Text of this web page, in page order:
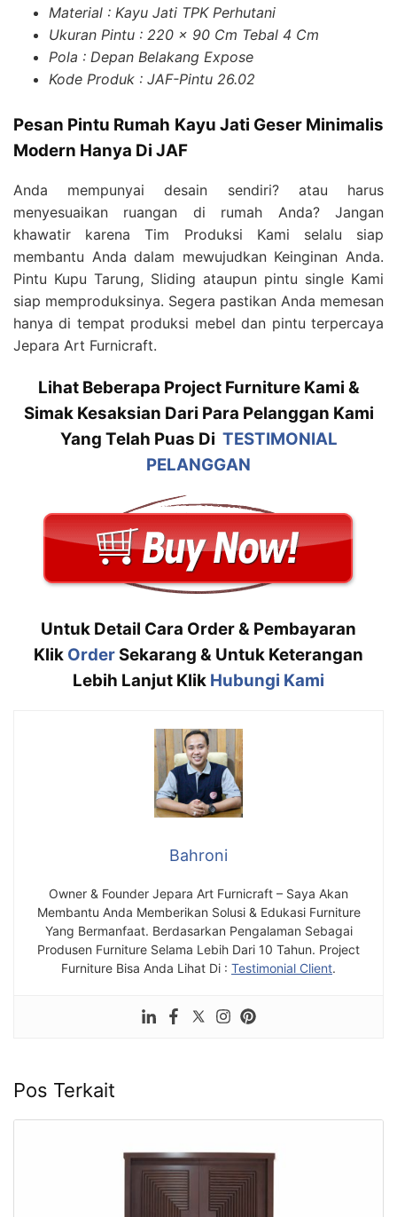
Material : Kayu Jati TPK Perhutani
Ukuran Pintu : 220 x 90 Cm Tebal 4 Cm
Pola : Depan Belakang Expose
Kode Produk : JAF-Pintu 26.02
Pesan Pintu Rumah Kayu Jati Geser Minimalis
Modern Hanya Di JAF
Anda mempunyai desain sendiri? atau harus
menyesuaikan ruangan di rumah Anda? Jangan
khawatir karena Tim Produksi Kami selalu siap
membantu Anda dalam mewujudkan Keinginan Anda.
Pintu Kupu Tarung, Sliding ataupun pintu single Kami
siap memproduksinya. Segera pastikan Anda memesan
hanya di tempat produksi mebel dan pintu terpercaya
Jepara Art Furnicraft.
Lihat Beberapa Project Furniture Kami &
Simak Kesaksian Dari Para Pelanggan Kami
Yang Telah Puas Di TESTIMONIAL
PELANGGAN
Untuk Detail Cara Order & Pembayaran
Klik OrderSekarang & Untuk Keterangan
Lebih Lanjut Klik Hubungi Kami
Bahroni
Owner & Founder Jepara Art Furnicraft – Saya Akan
Membantu Anda Memberikan Solusi & Edukasi Furniture
Yang Bermanfaat. Berdasarkan Pengalaman Sebagai
Produsen Furniture Selama Lebih Dari 10 Tahun. Project
Furniture Bisa Anda Lihat Di : Testimonial Client.
Pos Terkait